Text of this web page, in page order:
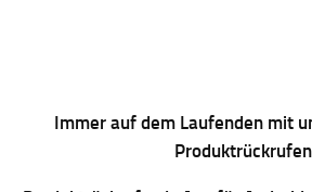
Immer auf dem Laufenden mit
Produktrückrufen